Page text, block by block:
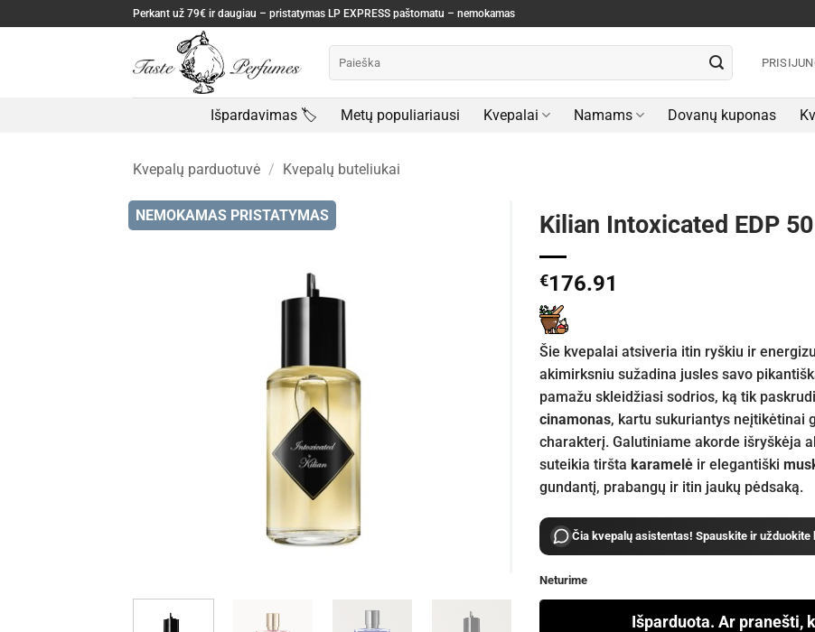
to
Perkant už 79€ ir daugiau – pristatymas LP EXPRESS paštomatu – nemokamas
Išpardavimas 🏷️ Metų populiariausi Kvepalai Namams Dovanų kuponas
Kvepalų parduotuvė / Kvepalų buteliukai
NEMOKAMAS PRISTATYMAS Kilian Intoxicated EDP 50
€176.91
Šie kvepalai atsiveria itin ryškiu ir
akimirksniu sužadina jusles savo
pamažu skleidžiasi sodrios, ką tik
cinamonas, kartu sukuriantys neįtikėtinai
charakterį. Galutiniame akorde išryškėja
suteikia tiršta karamelė ir elegantiški
gundantį, prabangų ir itin jaukų pėdsaką.
Čia kvepalų asistentas! Spauskite ir užduokite
Neturime
Išparduota. Ar pranešti,